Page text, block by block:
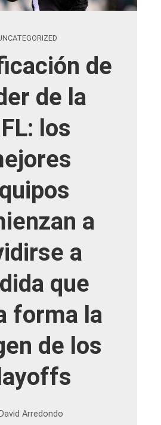
de
de la
los
a
a
que
forma la
de los
David Arredondo